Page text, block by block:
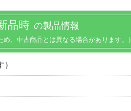
品時 の製品情報
、中古商品とは異なる場合があります。）
）